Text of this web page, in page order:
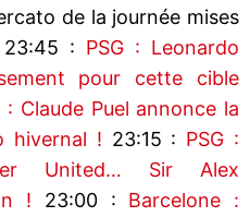
de la journée mises
: PSG : Leonardo
pour cette cible
: Claude Puel annonce la
hivernal ! 23:15 : PSG :
United… Sir Alex
! 23:00 : Barcelone :